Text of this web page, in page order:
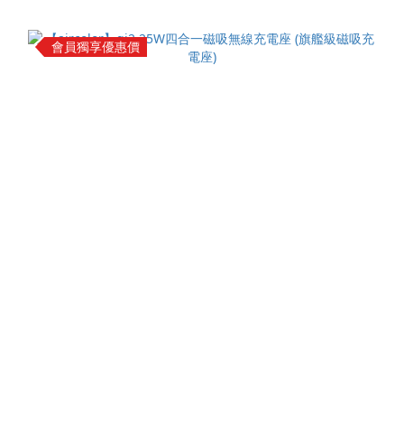
會員獨享優惠價